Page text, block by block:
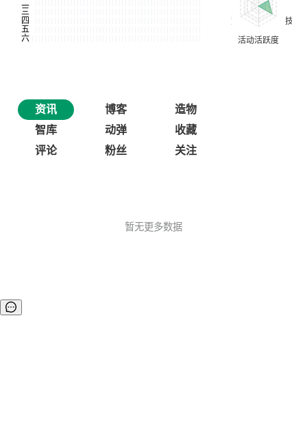
资讯 博客
造物
智库
动弹
收藏
评论
粉丝 关注
暂无更多数据